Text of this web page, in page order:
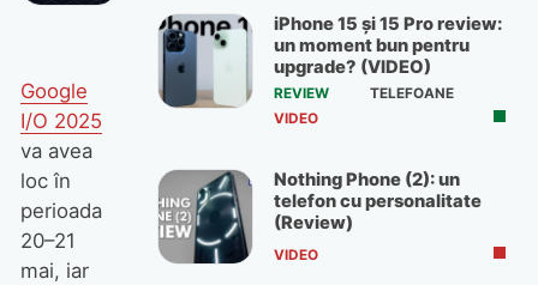
Google
I/O 2025
va avea
loc în
perioada
20–21
mai, iar
iPhone 15 și 15 Pro review:
un moment bun pentru
upgrade? (VIDEO)
REVIEW
TELEFOANE
VIDEO
Nothing Phone (2): un
telefon cu personalitate
(Review)
VIDEO